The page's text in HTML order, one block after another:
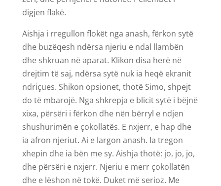
digjen flakë.
Aishja i rregullon flokët nga anash, fërkon sytë
dhe buzëqesh ndërsa njeriu e ndal llambën
dhe shkruan në aparat. Klikon disa herë në
drejtim të saj, ndërsa sytë nuk ia heqë ekranit
ndriçues. Shikon opsionet, thotë Simo, shpejt
do të mbarojë. Nga shkrepja e blicit sytë i bëjnë
xixa, përsëri i fërkon dhe nën bërryl e ndjen
shushurimën e çokollatës. E nxjerr, e hap dhe
ia afron njeriut. Ai e largon anash. Ia tregon
xhepin dhe ia bën me sy. Aishja thotë: jo, jo, jo,
dhe përsëri e nxjerr. Njeriu e merr çokollatën
dhe e lëshon në tokë. Duket më serioz. Me